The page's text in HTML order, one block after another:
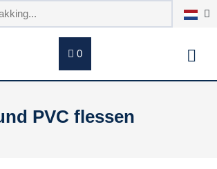
0
PVC flessen